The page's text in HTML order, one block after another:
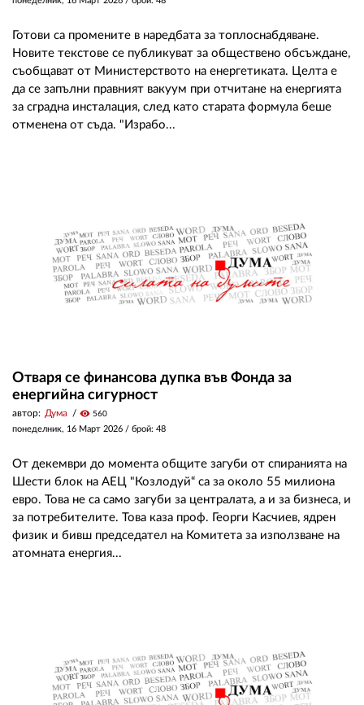
Готови са промените в наредбата за топлоснабдяване.
Новите текстове се публикуват за обществено обсъждане,
съобщават от Министерството на енергетиката. Целта е
да се запълни правният вакуум при отчитане на енергията
за сградна инсталация, след като старата формула беше
отменена от съда. "Израбо...
Отваря се финансова дупка във Фонда за
енергийна сигурност
автор: Дума visibility 560
понеделник, 16 Март 2026 / брой: 48
От декември до момента общите загуби от спиранията на
Шести блок на АЕЦ "Козлодуй“ са за около 55 милиона
евро. Това не са само загуби за централата, а и за бизнеса, и
за потребителите. Това каза проф. Георги Касчиев, ядрен
физик и бивш председател на Комитета за използване на
атомната енергия...